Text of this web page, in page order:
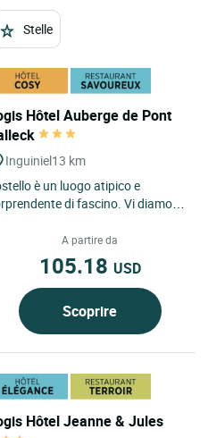
Stelle
Hôtel Auberge de Pont
Inguiniel13 km
è un luogo atipico e
di fascino. Vi diamo il
di Pont...
A partire da
105.18 USD
Scoprire
Hôtel Jeanne & Jules